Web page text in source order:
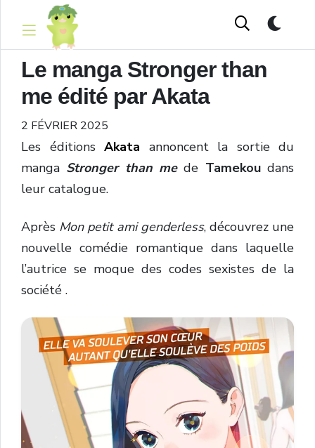
Le manga Stronger than
me édité par Akata
2 FÉVRIER 2025
Les éditions Akata annoncent la sortie du
manga Stronger than mede Tamekoudans
leur catalogue.
Après Mon petit ami genderless, découvrez une
nouvelle comédie romantique dans laquelle
l’autrice se moque des codes sexistes de la
société .